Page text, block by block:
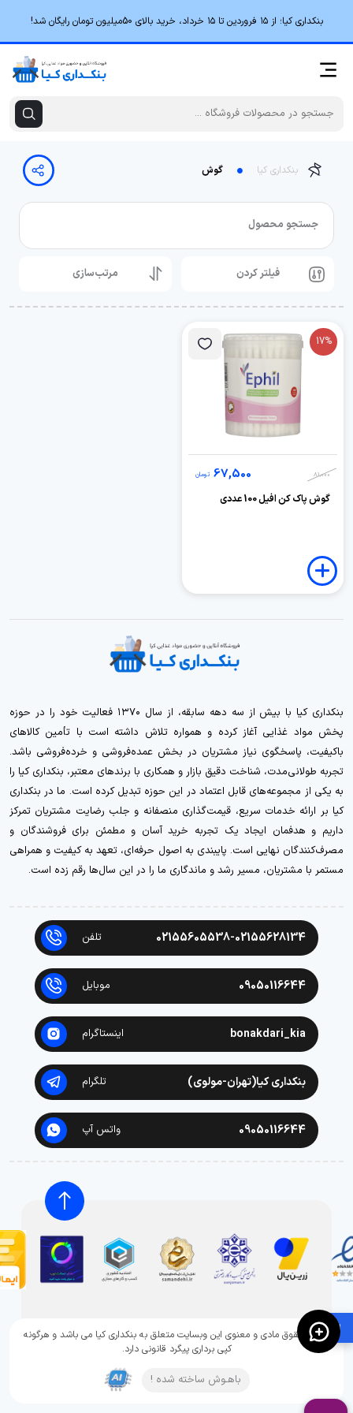
🛍️
بنکداری کیا؛ از ۱۵ فروردین تا ۱۵ خرداد، خرید بالای 50میلیون تومان رایگان شد!
بنکداری کیا گوش
جستجو محصول
فیلتر کردن مرتب‌سازی
17%
81,000
67,500 تومان
گوش پاک کن افیل 100 عددی
بنکداری کیا با بیش از سه دهه سابقه، از سال ۱۳۷۰ فعالیت خود را در حوزه
پخش مواد غذایی آغاز کرده و همواره تلاش داشته است با تأمین کالاهای
باکیفیت، پاسخگوی نیاز مشتریان در بخش عمده‌فروشی و خرده‌فروشی باشد.
تجربه طولانی‌مدت، شناخت دقیق بازار و همکاری با برندهای معتبر، بنکداری کیا را
به یکی از مجموعه‌های قابل اعتماد در این حوزه تبدیل کرده است. ما در بنکداری
کیا بر ارائه خدمات سریع، قیمت‌گذاری منصفانه و جلب رضایت مشتریان تمرکز
داریم و هدفمان ایجاد یک تجربه خرید آسان و مطمئن برای فروشندگان و
مصرف‌کنندگان نهایی است. پایبندی به اصول حرفه‌ای، تعهد به کیفیت و همراهی
مستمر با مشتریان، مسیر رشد و ماندگاری ما را در این سال‌ها رقم زده است.
02155605538-02155628134 تلفن
09050116644 موبایل
bonakdari_kia اینستاگرام
بنکداری کیا(تهران-مولوی) تلگرام
09050116644 واتس آپ
تمامی حقوق مادی و معنوی این وبسایت متعلق به بنکداری کیا می باشد و هرگونه
کپی برداری پیگرد قانونی دارد.
باهـوش ساخته شده !